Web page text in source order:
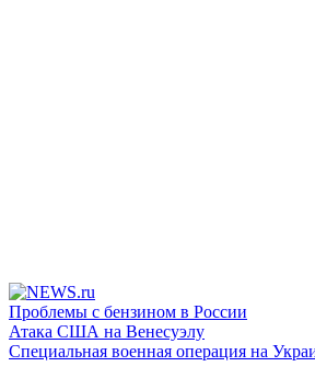
Проблемы с бензином в России
Атака США на Венесуэлу
Специальная военная операция на